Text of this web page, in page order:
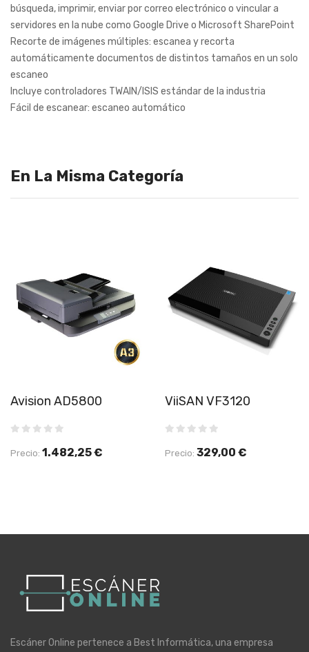
búsqueda, imprimir, enviar por correo electrónico o vincular a
servidores en la nube como Google Drive o Microsoft SharePoint
Recorte de imágenes múltiples: escanea y recorta
automáticamente documentos de distintos tamaños en un solo
escaneo
Incluye controladores TWAIN/ISIS estándar de la industria
Fácil de escanear: escaneo automático
En La Misma Categoría
Avision AD5800
Precio: 1.482,25 €
ViiSAN VF3120
Precio: 329,00 €
Escáner Online pertenece a Best Informática, una empresa